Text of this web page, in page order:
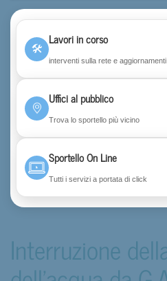
🛠
Lavori in corso
interventi sulla rete e
Uffici al pubblico
Trova lo sportello più vicino
Sportello On Line
Tutti i servizi a portata di click
Interruzione